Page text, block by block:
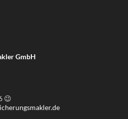
GmbH
😉